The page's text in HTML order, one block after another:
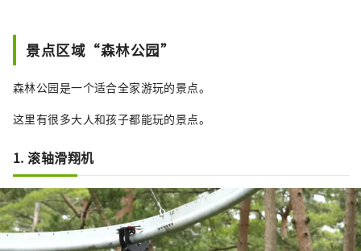
景点区域“森林公园”
森林公园是一个适合全家游玩的景点。
这里有很多大人和孩子都能玩的景点。
1. 滚轴滑翔机